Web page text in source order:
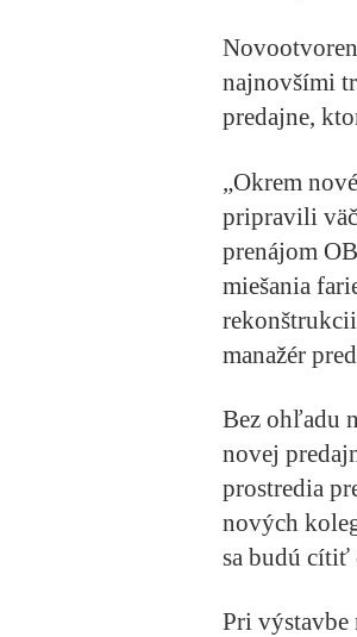
najnovšími
predajne,
„Okrem
pripravili
prenájom
miešania
manažér
Bez ohľadu
novej
prostredia
nových
sa budú cítiť
Pri výstavbe